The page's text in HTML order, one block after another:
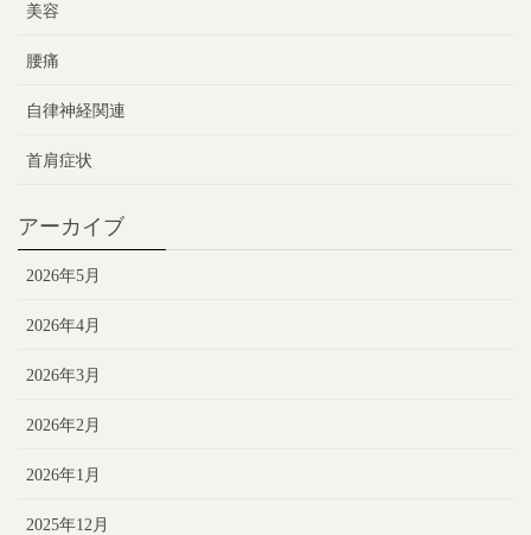
美容
腰痛
自律神経関連
首肩症状
アーカイブ
2026年5月
2026年4月
2026年3月
2026年2月
2026年1月
2025年12月